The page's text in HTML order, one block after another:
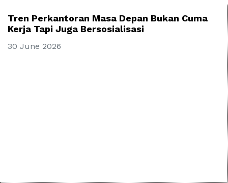
Tren Perkantoran Masa Depan Bukan Cuma
Kerja Tapi Juga Bersosialisasi
30 June 2026